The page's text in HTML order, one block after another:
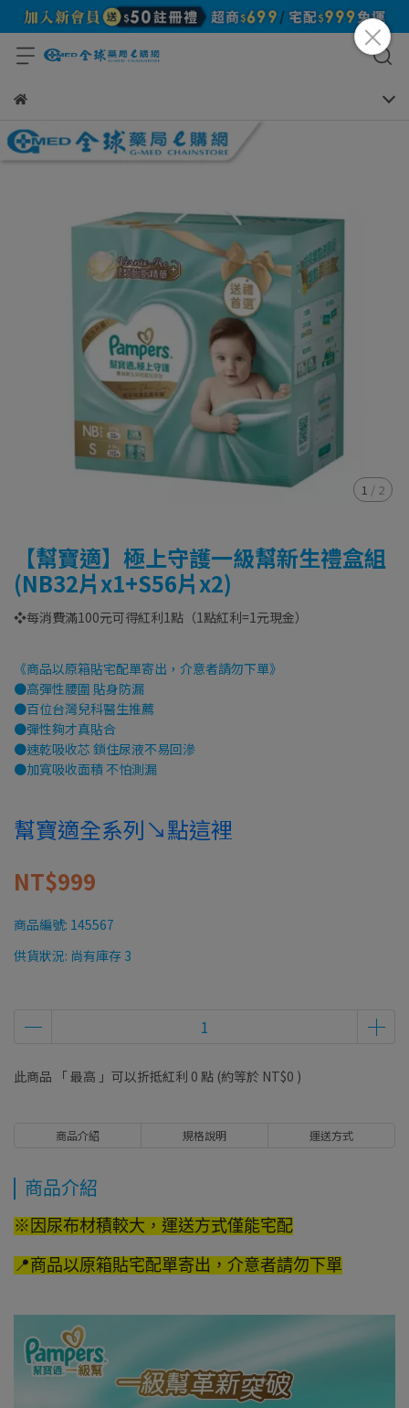
1 / 2
【幫寶適】極上守護一級幫新生禮盒組
(NB32片x1+S56片x2)
❖每消費滿100元可得紅利1點（1點紅利=1元現金）
《商品以原箱貼宅配單寄出，介意者請勿下單》
●高彈性腰圍 貼身防漏
●百位台灣兒科醫生推薦
●彈性夠才真貼合
●速乾吸收芯 鎖住尿液不易回滲
●加寬吸收面積 不怕測漏
幫寶適全系列↘點這裡
NT$999
商品編號: 145567
供貨狀況: 尚有庫存 3
此商品 「 最高 」可以折抵紅利 0 點 (約等於 NT$0 )
商品介紹 規格說明 運送方式
商品介紹
※因尿布材積較大，運送方式僅能宅配
📍商品以原箱貼宅配單寄出，介意者請勿下單